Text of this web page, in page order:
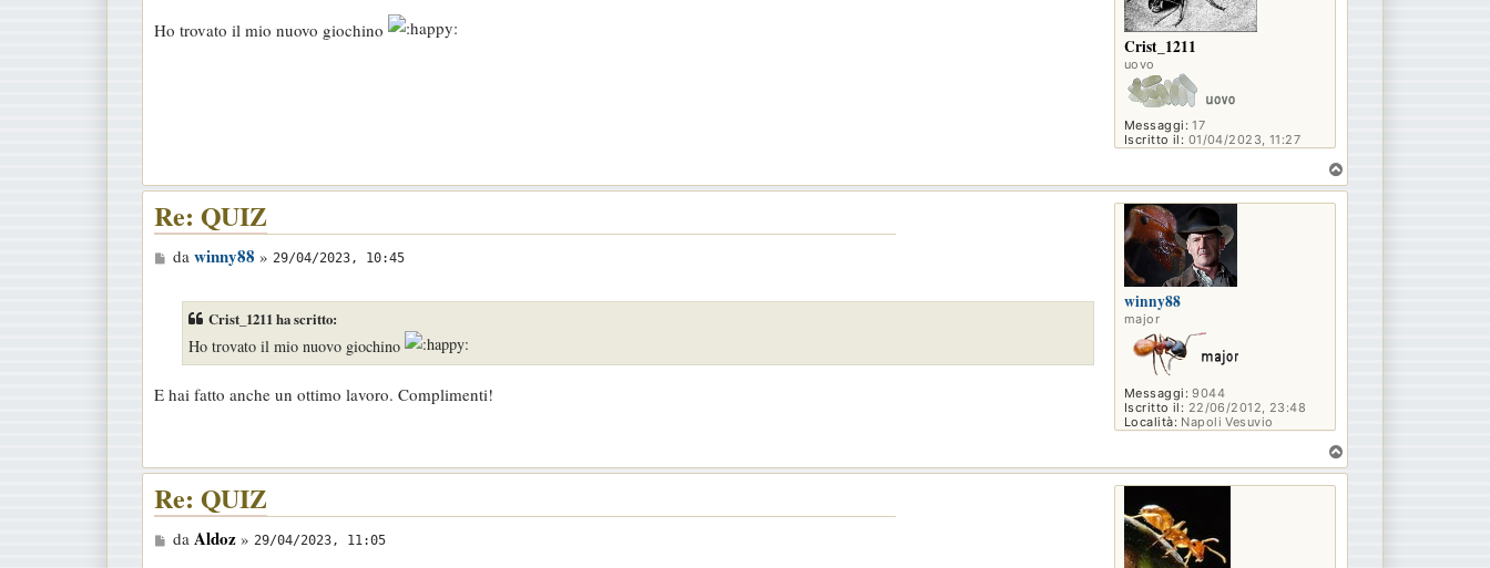
Crist_1211
uovo
Messaggi: 17
Iscritto il: 01/04/2023, 11:27
s
o
Ho trovato il mio nuovo giochino
o
winny88
major
Messaggi: 9044
Iscritto il: 22/06/2012, 23:48
Località: Napoli Vesuvio
Re: QUIZ
M
g
o
da winny88 » 29/04/2023, 10:45
Crist_1211 ha scritto:
Ho trovato il mio nuovo giochino
E hai fatto anche un ottimo lavoro. Complimenti!
o
Re: QUIZ
M
da Aldoz» 29/04/2023, 11:05